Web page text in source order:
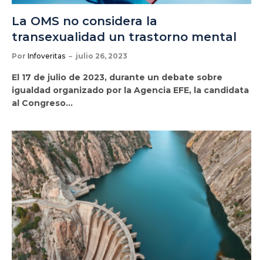
La OMS no considera la
transexualidad un trastorno mental
Por Infoveritas julio 26, 2023
El 17 de julio de 2023, durante un debate sobre
igualdad organizado por la Agencia EFE, la candidata
al Congreso…